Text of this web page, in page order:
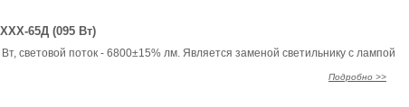
65Д (095 Вт)
световой поток - 6800±15% лм. Является заменой светильнику с лампой
Подробно >>